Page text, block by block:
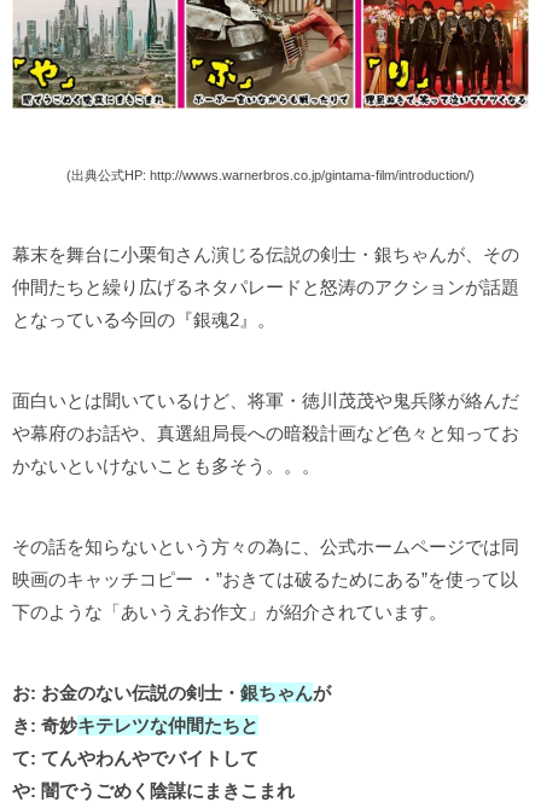
(出典公式HP: http://wwws.warnerbros.co.jp/gintama-film/introduction/)
幕末を舞台に小栗旬さん演じる伝説の剣士・銀ちゃんが、その
仲間たちと繰り広げるネタパレードと怒涛のアクションが話題
となっている今回の『銀魂2』。
面白いとは聞いているけど、将軍・徳川茂茂や鬼兵隊が絡んだ
や幕府のお話や、真選組局長への暗殺計画など色々と知ってお
かないといけないことも多そう。。。
その話を知らないという方々の為に、公式ホームページでは同
映画のキャッチコピー ・”おきては破るためにある”を使って以
下のような「あいうえお作文」が紹介されています。
お: お金のない伝説の剣士・ 銀ちゃんが
き: 奇妙キテレツな仲間たちと
て: てんやわんやでバイトして
や: 闇でうごめく陰謀にまきこまれ